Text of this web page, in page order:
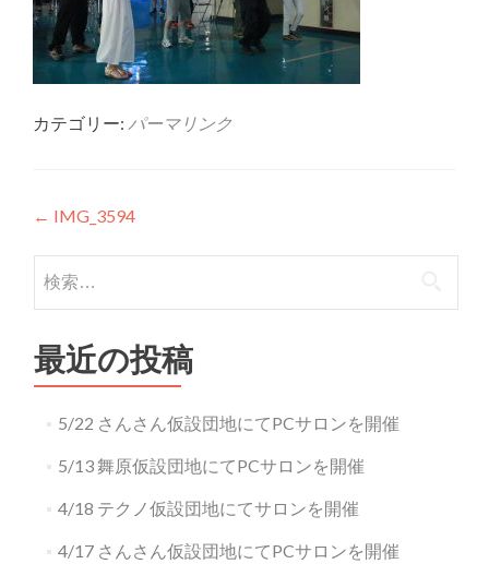
カテゴリー: パーマリンク
投稿ナビゲーション
← IMG_3594
検索:
最近の投稿
5/22 さんさん仮設団地にてPCサロンを開催
5/13 舞原仮設団地にてPCサロンを開催
4/18 テクノ仮設団地にてサロンを開催
4/17 さんさん仮設団地にてPCサロンを開催